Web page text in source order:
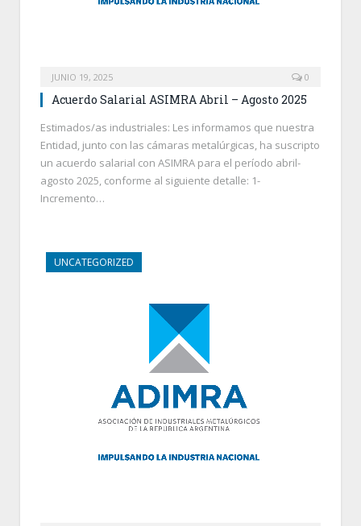
JUNIO 19, 2025 0
Acuerdo Salarial ASIMRA Abril – Agosto 2025
Estimados/as industriales: Les informamos que nuestra
Entidad, junto con las cámaras metalúrgicas, ha suscripto
un acuerdo salarial con ASIMRA para el período abril-
agosto 2025, conforme al siguiente detalle: 1-
Incremento…
UNCATEGORIZED